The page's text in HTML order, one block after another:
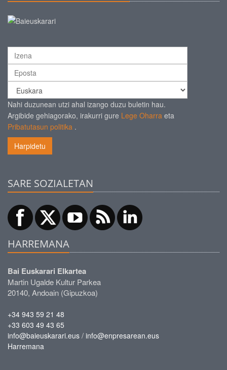
Nahi duzunean utzi ahal izango duzu buletin hau.
Argibide gehiagorako, irakurri gure Lege Oharra eta
Pribatutasun politika .
Harpidetu
SARE SOZIALETAN
HARREMANA
Bai Euskarari Elkartea
Martin Ugalde Kultur Parkea
20140, Andoain (Gipuzkoa)
+34 943 59 21 48
+33 603 49 43 65
info@baieuskarari.eus / info@enpresarean.eus
Harremana